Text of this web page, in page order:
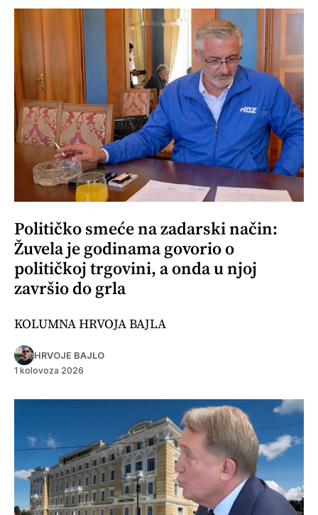
Političko smeće na zadarski način:
Žuvela je godinama govorio o
političkoj trgovini, a onda u njoj
završio do grla
KOLUMNA HRVOJA BAJLA
HRVOJE BAJLO
1 kolovoza 2026